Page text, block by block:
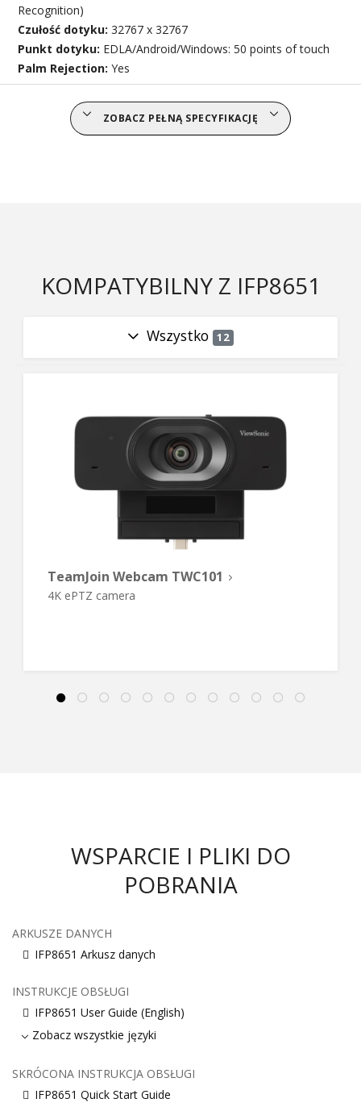
Recognition)
Czułość dotyku:32767 x 32767
Punkt dotyku: EDLA/Android/Windows: 50 points of touch
Palm Rejection:Yes
ZOBACZ PEŁNĄ SPECYFIKACJĘ
KOMPATYBILNY Z IFP8651
Wszystko 12
TeamJoin Webcam TWC101
4K ePTZ camera
WSPARCIE I PLIKI DO
POBRANIA
ARKUSZE DANYCH
IFP8651 Arkusz danych
INSTRUKCJE OBSŁUGI
IFP8651 User Guide (English)
Zobacz wszystkie języki
SKRÓCONA INSTRUKCJA OBSŁUGI
IFP8651 Quick Start Guide